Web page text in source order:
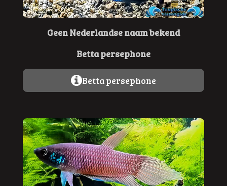
Geen Nederlandse naam bekend
Betta persephone
Betta persephone